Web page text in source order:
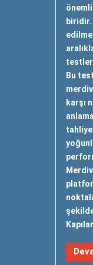
önemli
biridir.
Bu
karşı